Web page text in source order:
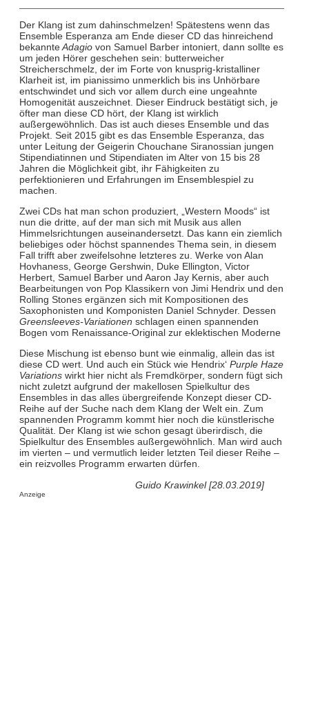
Der Klang ist zum dahinschmelzen! Spätestens wenn das
Ensemble Esperanza am Ende dieser CD das hinreichend
bekannteAdagiovon Samuel Barber intoniert, dann sollte es
um jeden Hörer geschehen sein: butterweicher
Streicherschmelz, der im Forte von knusprig-kristalliner
Klarheit ist, im pianissimo unmerklich bis ins Unhörbare
entschwindet und sich vor allem durch eine ungeahnte
Homogenität auszeichnet. Dieser Eindruck bestätigt sich, je
öfter man diese CD hört, der Klang ist wirklich
außergewöhnlich. Das ist auch dieses Ensemble und das
Projekt. Seit 2015 gibt es das Ensemble Esperanza, das
unter Leitung der Geigerin Chouchane Siranossian jungen
Stipendiatinnen und Stipendiaten im Alter von 15 bis 28
Jahren die Möglichkeit gibt, ihr Fähigkeiten zu
perfektionieren und Erfahrungen im Ensemblespiel zu
machen.
Zwei CDs hat man schon produziert, „Western Moods“ ist
nun die dritte, auf der man sich mit Musik aus allen
Himmelsrichtungen auseinandersetzt. Das kann ein ziemlich
beliebiges oder höchst spannendes Thema sein, in diesem
Fall trifft aber zweifelsohne letzteres zu. Werke von Alan
Hovhaness, George Gershwin, Duke Ellington, Victor
Herbert, Samuel Barber und Aaron Jay Kernis, aber auch
Bearbeitungen von Pop Klassikern von Jimi Hendrix und den
Rolling Stones ergänzen sich mit Kompositionen des
Saxophonisten und Komponisten Daniel Schnyder. Dessen
Greensleeves-Variationen schlagen einen spannenden
Bogen vom Renaissance-Original zur eklektischen Moderne
Diese Mischung ist ebenso bunt wie einmalig, allein das ist
diese CD wert. Und auch ein Stück wie Hendrix‘ Purple Haze
Variationswirkt hier nicht als Fremdkörper, sondern fügt sich
nicht zuletzt aufgrund der makellosen Spielkultur des
Ensembles in das alles übergreifende Konzept dieser CD-
Reihe auf der Suche nach dem Klang der Welt ein. Zum
spannenden Programm kommt hier noch die künstlerische
Qualität. Der Klang ist wie schon gesagt überirdisch, die
Spielkultur des Ensembles außergewöhnlich. Man wird auch
im vierten – und vermutlich leider letzten Teil dieser Reihe –
ein reizvolles Programm erwarten dürfen.
Guido Krawinkel [28.03.2019]
Anzeige